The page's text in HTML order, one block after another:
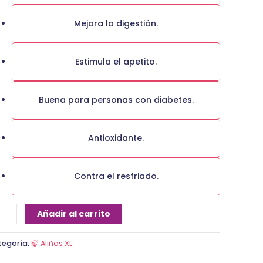
Mejora la digestión.
Estimula el apetito.
Buena para personas con diabetes.
Antioxidante.
Contra el resfriado.
Añadir al carrito
🍃 Aliños XL